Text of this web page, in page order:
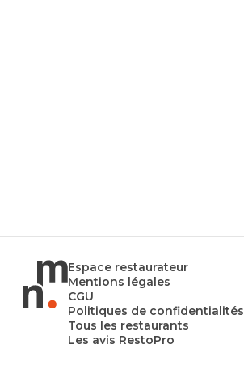
Espace restaurateur
Mentions légales
CGU
Politiques de confidentialités
Tous les restaurants
Les avis RestoPro